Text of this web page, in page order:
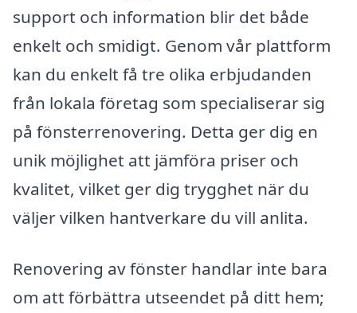
support och information blir det både
enkelt och smidigt. Genom vår plattform
kan du enkelt få tre olika erbjudanden
från lokala företag som specialiserar sig
på fönsterrenovering. Detta ger dig en
unik möjlighet att jämföra priser och
kvalitet, vilket ger dig trygghet när du
väljer vilken hantverkare du vill anlita.
Renovering av fönster handlar inte bara
om att förbättra utseendet på ditt hem;